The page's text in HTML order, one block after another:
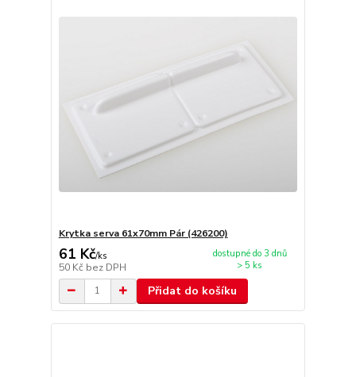
Krytka serva 61x70mm Pár (426200)
61 Kč/ks
50 Kč bez DPH
dostupné do 3 dnů
> 5 ks
Přidat do košíku